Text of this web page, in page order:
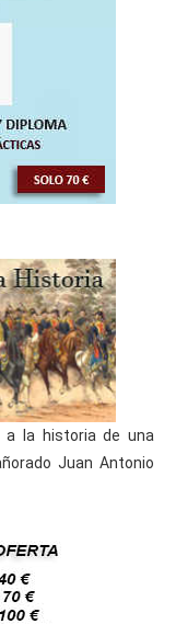
a la historia de una
Juan Antonio